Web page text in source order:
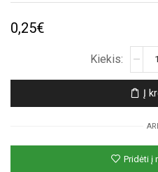
0,25€
Į
Pridėti į